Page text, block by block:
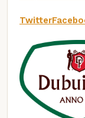
Twitter